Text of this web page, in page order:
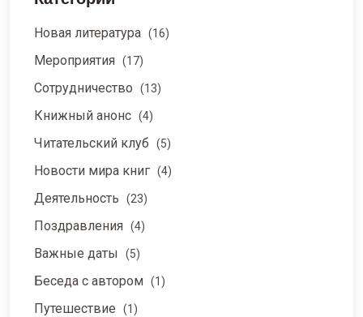
Новая литература (16)
Мероприятия (17)
Сотрудничество (13)
Книжный анонс (4)
Читательский клуб (5)
Новости мира книг (4)
Деятельность (23)
Поздравления (4)
Важные даты (5)
Беседа с автором (1)
Путешествие (1)